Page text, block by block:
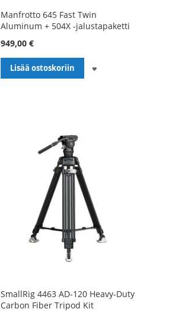
Manfrotto 645 Fast Twin
Aluminum + 504X -jalustapaketti
949,00 €
Lisää ostoskoriin
SmallRig 4463 AD-120 Heavy-Duty
Carbon Fiber Tripod Kit